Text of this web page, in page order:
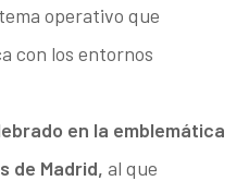
operativo que
con los entornos
en la emblemática
de Madrid, al que